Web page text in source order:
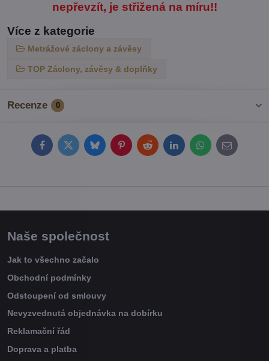
nepřevzít, je střižená na míru!!
Více z kategorie
Metrážové záclony a závěsy
TOP Záclony, závěsy & doplňky
Recenze 0
FacebookTwitterBlueskyPinterestRedditLinkedInWhatsApp
E-
mail
Naše společnost
Jak to všechno začalo
Obchodní podmínky
Odstoupení od smlouvy
Nevyzvednutá objednávka na dobírku
Reklamační řád
Doprava a platba